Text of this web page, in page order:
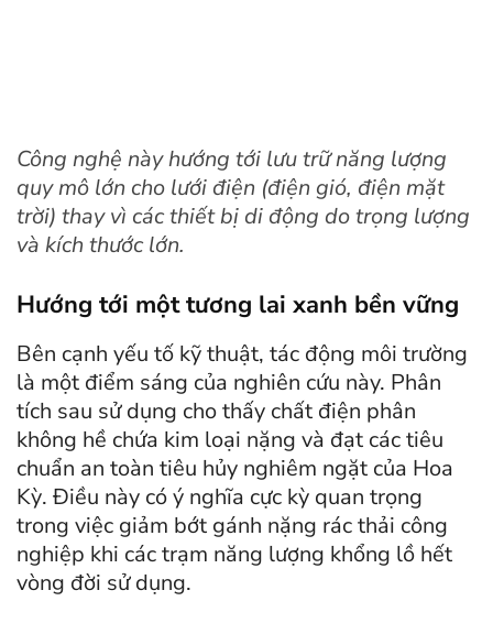
Công nghệ này hướng tới lưu trữ năng lượng
quy mô lớn cho lưới điện (điện gió, điện mặt
trời) thay vì các thiết bị di động do trọng lượng
và kích thước lớn.
Hướng tới một tương lai xanh bền vững
Bên cạnh yếu tố kỹ thuật, tác động môi trường
là một điểm sáng của nghiên cứu này. Phân
tích sau sử dụng cho thấy chất điện phân
không hề chứa kim loại nặng và đạt các tiêu
chuẩn an toàn tiêu hủy nghiêm ngặt của Hoa
Kỳ. Điều này có ý nghĩa cực kỳ quan trọng
trong việc giảm bớt gánh nặng rác thải công
nghiệp khi các trạm năng lượng khổng lồ hết
vòng đời sử dụng.